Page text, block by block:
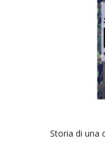
Storia di una